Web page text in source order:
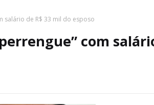
salário de R$ 33 mil do esposo
com